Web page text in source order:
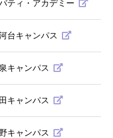
ティ・アカデミー
台キャンパス
キャンパス
キャンパス
キャンパス